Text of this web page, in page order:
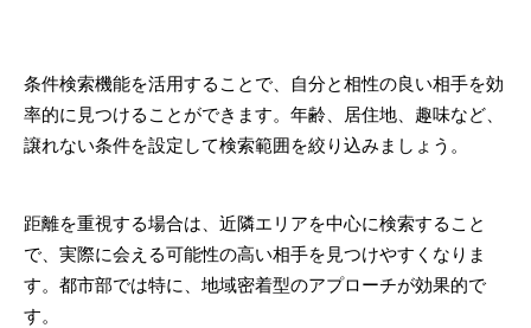
条件検索機能を活用することで、自分と相性の良い相手を効
率的に見つけることができます。年齢、居住地、趣味など、
譲れない条件を設定して検索範囲を絞り込みましょう。
距離を重視する場合は、近隣エリアを中心に検索すること
で、実際に会える可能性の高い相手を見つけやすくなりま
す。都市部では特に、地域密着型のアプローチが効果的で
す。